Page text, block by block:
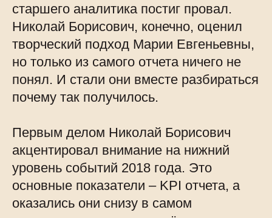
старшего аналитика постиг провал.
Николай Борисович, конечно, оценил
творческий подход Марии Евгеньевны,
но только из самого отчета ничего не
понял. И стали они вместе разбираться
почему так получилось.
Первым делом Николай Борисович
акцентировал внимание на нижний
уровень событий 2018 года. Это
основные показатели – KPI отчета, а
оказались они снизу в самом